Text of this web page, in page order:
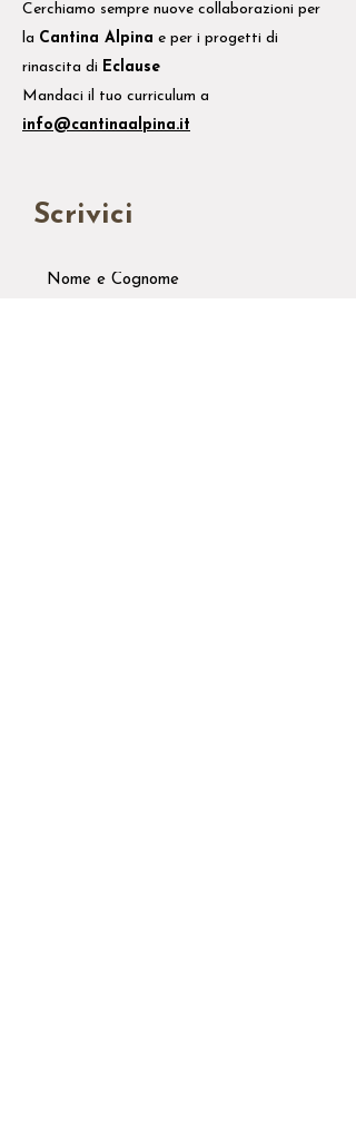
Cerchiamo sempre nuove collaborazioni per
la Cantina Alpina e per i progetti di
rinascita di Eclause
Mandaci il tuo curriculum a
info@cantinaalpina.it
Scrivici